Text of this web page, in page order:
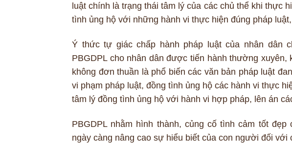
luật chính là trạng thái tâm lý của các chủ thể khi thực
tình ủng hộ với những hành vi thực hiện đúng pháp
Ý thức tự giác chấp hành pháp luật của nhân dân
PBGDPL cho nhân dân được tiến hành thường
không đơn thuần là phổ biến các văn bản pháp luật
vi phạm pháp luật, đồng tình ủng hộ các hành vi thực
tâm lý đồng tình ủng hộ với hành vi hợp pháp, lên án
PBGDPL nhằm hình thành, củng cố tình cảm tốt
ngày càng nâng cao sự hiểu biết của con người đối